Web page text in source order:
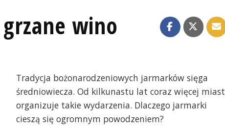
wino
Tradycja bożonarodzeniowych jarmarków sięga
średniowiecza. Od kilkunastu lat coraz więcej miast
organizuje takie wydarzenia. Dlaczego jarmarki
cieszą się ogromnym powodzeniem?